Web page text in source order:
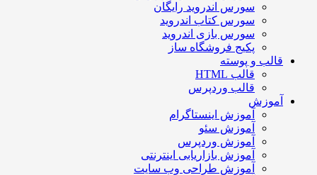
سورس اندروید رایگان
سورس کتاب اندروید
سورس بازی اندروید
پکیج فروشگاه ساز
قالب و پوسته
قالب HTML
قالب وردپرس
آموزش
آموزش اینستاگرام
آموزش سئو
آموزش وردپرس
آموزش بازاریابی اینترنتی
آموزش طراحی وب سایت